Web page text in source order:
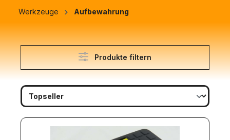
Werkzeuge Aufbewahrung
Produkte filtern